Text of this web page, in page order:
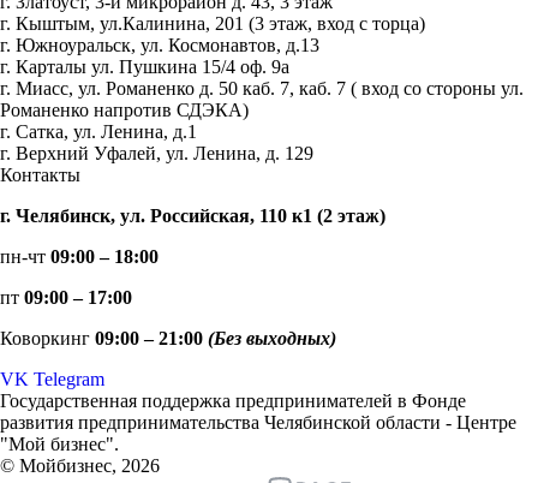
г. Кыштым, ул.Калинина, 201 (3 этаж, вход с торца)
г. Южноуральск, ул. Космонавтов, д.13
г. Карталы ул. Пушкина 15/4 оф. 9а
г. Миасс, ул. Романенко д. 50 каб. 7, каб. 7 ( вход со стороны ул.
Романенко напротив СДЭКА)
г. Сатка, ул. Ленина, д.1
г. Верхний Уфалей, ул. Ленина, д. 129
Контакты
г. Челябинск, ул. Российская, 110 к1 (2 этаж)
пн-чт 09:00 – 18:00
пт 09:00 – 17:00
Коворкинг 09:00 – 21:00 (Без выходных)
VK Telegram
Государственная поддержка предпринимателей в Фонде
развития предпринимательства Челябинской области - Центре
"Мой бизнес".
© Мойбизнес, 2026